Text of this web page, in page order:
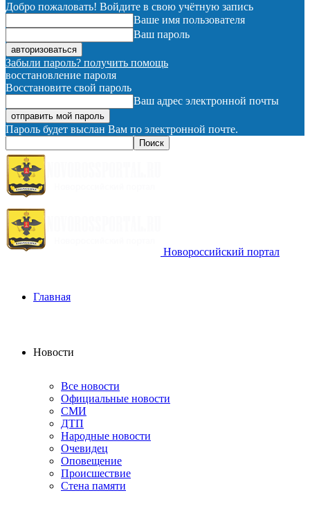
Добро пожаловать! Войдите в свою учётную запись
Ваше имя пользователя
Ваш пароль
Забыли пароль? получить помощь
восстановление пароля
Восстановите свой пароль
Ваш адрес электронной почты
Пароль будет выслан Вам по электронной почте.
Новороссийский портал
Главная
Новости
Все новости
Официальные новости
СМИ
ДТП
Народные новости
Очевидец
Оповещение
Происшествие
Стена памяти